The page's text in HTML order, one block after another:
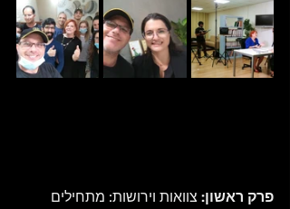
פרק ראשון: צוואות וירושות: מתחילים